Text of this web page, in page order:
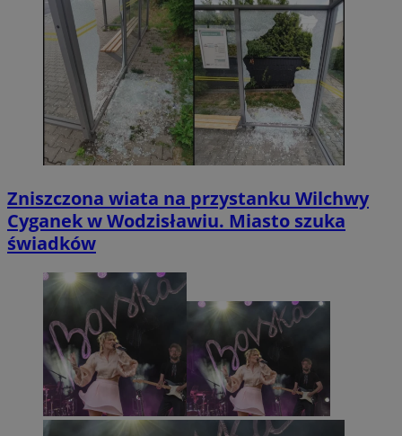
Zniszczona wiata na przystanku Wilchwy
Cyganek w Wodzisławiu. Miasto szuka
świadków